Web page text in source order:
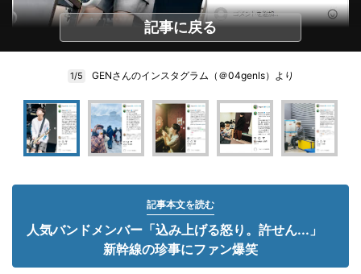
記事に戻る
1/5 GENさんのインスタグラム（＠04genls）より
記事本文を読む
人気バンドメンバー「込み上げる怒り。許せん...」
新幹線の珍事にファン爆笑